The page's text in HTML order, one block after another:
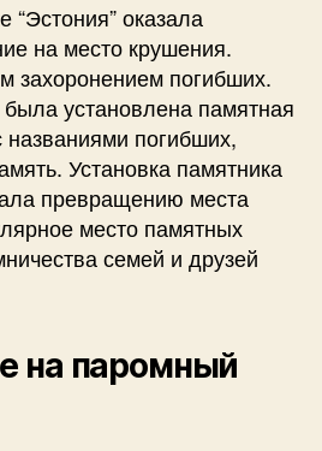
“Эстония” оказала
на место крушения.
захоронением погибших.
установлена памятная
погибших,
Установка памятника
превращению места
место памятных
семей и друзей
на паромный